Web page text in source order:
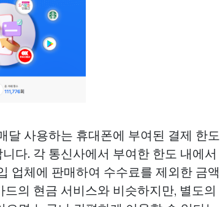
달 사용하는 휴대폰에 부여된 결제 한도
다. 각 통신사에서 부여한 한도 내에서
업체에 판매하여 수수료를 제외한 금액
의 현금 서비스와 비슷하지만, 별도의